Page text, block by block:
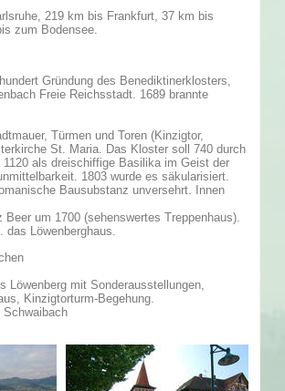
219 km bis Frankfurt, 37 km bis
zum Bodensee.
Gründung des Benediktinerklosters,
Freie Reichsstadt. 1689 brannte
Türmen und Toren (Kinzigtor,
St. Maria. Das Kloster soll 740 durch
als dreischiffige Basilika im Geist der
1803 wurde es säkularisiert.
Bausubstanz unversehrt. Innen
um 1700 (sehenswertes Treppenhaus).
das Löwenberghaus.
mit Sonderausstellungen,
Kinzigtorturm-Begehung.
Schwaibach